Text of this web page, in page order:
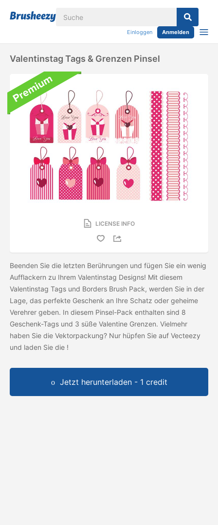
Einloggen Anmelden
Valentinstag Tags & Grenzen Pinsel
LICENSE INFO
Beenden Sie die letzten Berührungen und fügen Sie ein wenig
Aufflackern zu Ihrem Valentinstag Designs! Mit diesem
Valentinstag Tags und Borders Brush Pack, werden Sie in der
Lage, das perfekte Geschenk an Ihre Schatz oder geheime
Verehrer geben. In diesem Pinsel-Pack enthalten sind 8
Geschenk-Tags und 3 süße Valentine Grenzen. Vielmehr
haben Sie die Vektorpackung? Nur hüpfen Sie auf Vecteezy
und laden Sie die !
Jetzt herunterladen - 1 credit